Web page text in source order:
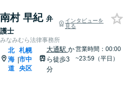
南村 早紀 弁
護士
インタビューを
見る
みなみむら法律事務所
北
海
道
|
札幌
市中
央区
大通駅 か
ら徒歩3
分
営業時間：00:00
~23:59（平日）